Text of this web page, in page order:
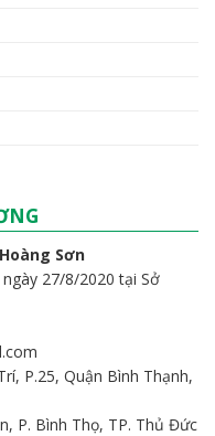
Sơn
27/8/2020 tại Sở
P.25, Quận Bình Thạnh,
P. Bình Thọ, TP. Thủ Đức